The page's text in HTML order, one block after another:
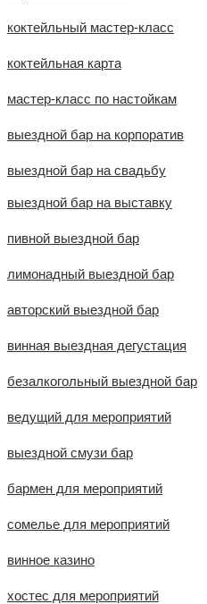
коктейльный мастер-класс
коктейльная карта
мастер-класс по настойкам
выездной бар на корпоратив
выездной бар на свадьбу
выездной бар на выставку
пивной выездной бар
лимонадный выездной бар
авторский выездной бар
винная выездная дегустация
безалкогольный выездной бар
ведущий для мероприятий
выездной смузи бар
бармен для мероприятий
сомелье для мероприятий
винное казино
хостес для мероприятий